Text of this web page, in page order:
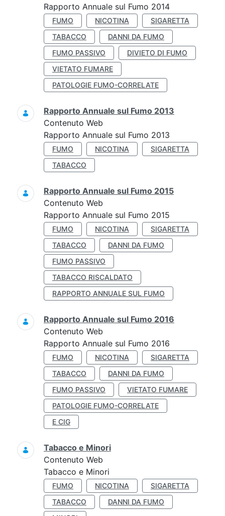
Rapporto Annuale sul Fumo 2014
FUMO NICOTINA
SIGARETTA
TABACCO
DANNI DA FUMO
FUMO PASSIVO
DIVIETO DI FUMO
VIETATO FUMARE
PATOLOGIE FUMO-CORRELATE
Rapporto Annuale sul Fumo 2013
Contenuto Web
Rapporto Annuale sul Fumo 2013
FUMO NICOTINA
SIGARETTA
TABACCO
Rapporto Annuale sul Fumo 2015
Contenuto Web
Rapporto Annuale sul Fumo 2015
FUMO NICOTINA
SIGARETTA
TABACCO
DANNI DA FUMO
FUMO PASSIVO
TABACCO RISCALDATO
RAPPORTO ANNUALE SUL FUMO
Rapporto Annuale sul Fumo 2016
Contenuto Web
Rapporto Annuale sul Fumo 2016
FUMO NICOTINA
SIGARETTA
TABACCO
DANNI DA FUMO
FUMO PASSIVO
VIETATO FUMARE
PATOLOGIE FUMO-CORRELATE
E CIG
Tabacco e Minori
Contenuto Web
Tabacco e Minori
FUMO NICOTINA
SIGARETTA
TABACCO
DANNI DA FUMO